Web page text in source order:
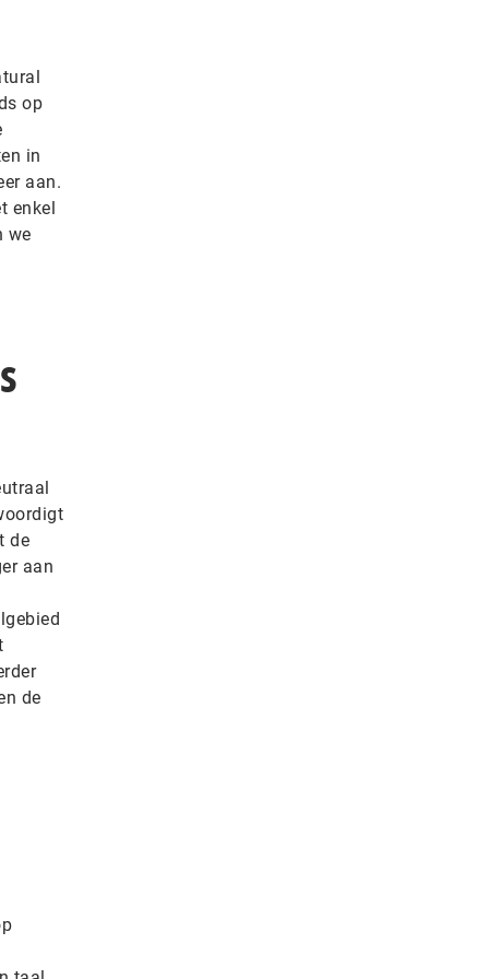
op
in
aan.
enkel
we
de
aan
de